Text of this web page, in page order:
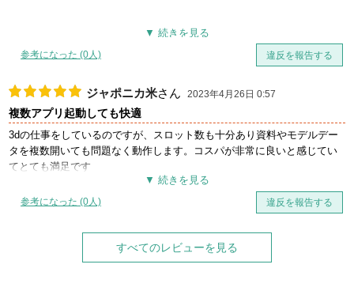
参考になった (0人) 違反を報告する
ジャポニカ米さん 2023年4月26日 0:57
複数アプリ起動しても快適
3dの仕事をしているのですが、スロット数も十分あり資料やモデルデー
タを複数開いても問題なく動作します。コスパが非常に良いと感じてい
てとても満足です
参考になった (0人) 違反を報告する
すべてのレビューを見る